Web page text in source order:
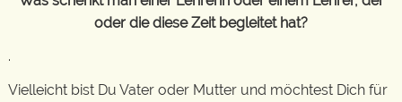
oder die diese Zeit begleitet hat?
.
Vielleicht bist Du Vater oder Mutter und möchtest Dich für